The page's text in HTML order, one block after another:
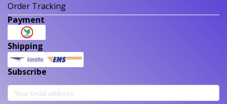
Order Tracking
Payment
Shipping
Subscribe